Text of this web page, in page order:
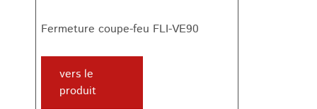
Fermeture coupe-feu FLI-VE90
vers le
produit